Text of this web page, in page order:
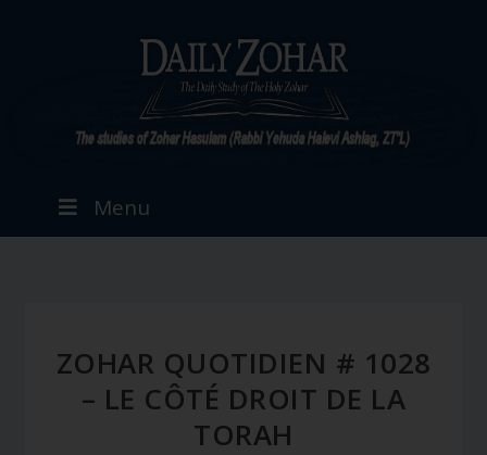
Menu
ZOHAR QUOTIDIEN # 1028
– LE CÔTÉ DROIT DE LA
TORAH